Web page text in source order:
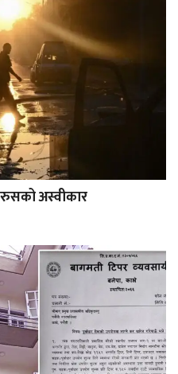
रुसको अस्वीकार